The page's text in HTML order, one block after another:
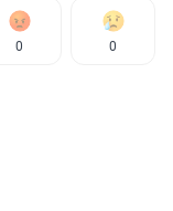
0 0